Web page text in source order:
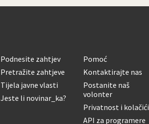
Podnesite zahtjev
Pretražite zahtjeve
Tijela javne vlasti
Jeste li novinar_ka?
Pomoć
Kontaktirajte nas
Postanite naš
volonter
Privatnost i kolačići
API za programere